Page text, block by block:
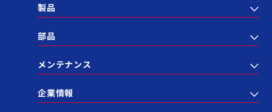
製品
部品
メンテナンス
企業情報